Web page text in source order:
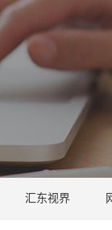
汇东视界